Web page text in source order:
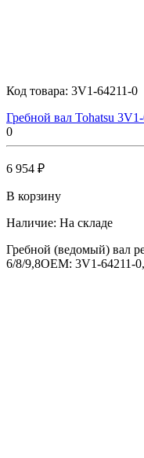
Код товара: 3V1-64211-0
Гребной вал Tohatsu
0
6 954 ₽
В корзину
Наличие: На складе
Гребной (ведомый) вал
6/8/9,8OEM: 3V1-64211-